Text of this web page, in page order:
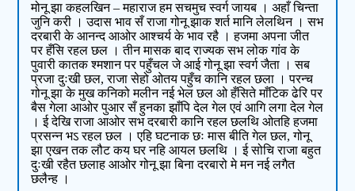
मोनू झा कहलखिन – महाराज हम सचमुच स्वर्ग जायब । अहाँ चिन्ता
जुनि करी । उदास भाव सँ राजा गोनू झाक शर्त मानि लेलथिन । सभ
दरबारी के आनन्द आओर आश्चर्य के भाव रहै । हजमा अपना जीत
पर हँसि रहल छल । तीन मासक बाद राज्यक सभ लोक गांव के
पुवारी कातक श्मशान पर पहुँचल जे आई गोनू झा स्वर्ग जैता । सब
प्रजा दुःखी छल, राजा सेहो ओतय पहुँच कानि रहल छला । परन्च
गोनू झा के मुख कनिको मलीन न‍ई भेल छल ओ हँसिते माँटिक ढेरि पर
बैस गेला आओर पुआर सँ हुनका झाँपि देल गेल एवं आगि लगा देल गेल
। ई देखि राजा आओर सभ दरबारी कानि रहल छलथि ओतहि हजमा
प्रसन्‍न भऽ रहल छल । एहि घटनाक छः मास बीति गेल छल, गोनू
झा एखन तक लौट कय घर नहि आयल छलथि । ई सोचि राजा बहुत
दुःखी रहैत छलाह आओर गोनू झा बिना दरबारो मे मन न‍ई लगैत
छलैन्ह ।